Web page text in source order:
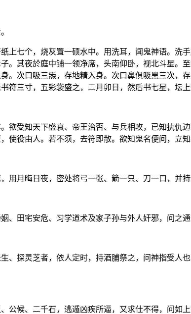
上七个，烧灰置一硕水中。用洗耳，闻鬼神语。洗
。其夜於庭中铺一领净席，头南仰卧，视北斗星。
。次口吸三炁，存地精入身。次口鼻俱吸黑三次，
符三寸，五彩袋盛之，二月卯日，然后书七星，坛上
欲受知天下盛衰、帝王治否、与兵相攻，已知执仇
使役由人。若不须，去符即散。欲知鬼名便问，立知
用月晦日夜，密处将弓一张、箭一只、刀一口，并
、田宅安危、习学道术及家子孙与外人奸邪，问之通
、探灵芝者，依人定时，持酒脯祭之，问神指受人
公候、二千石，逃遁凶疾所逼，又求仕不得，问如